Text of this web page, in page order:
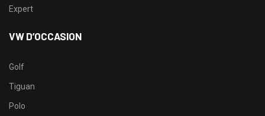
Expert
VW D’OCCASION
Golf
Tiguan
Polo